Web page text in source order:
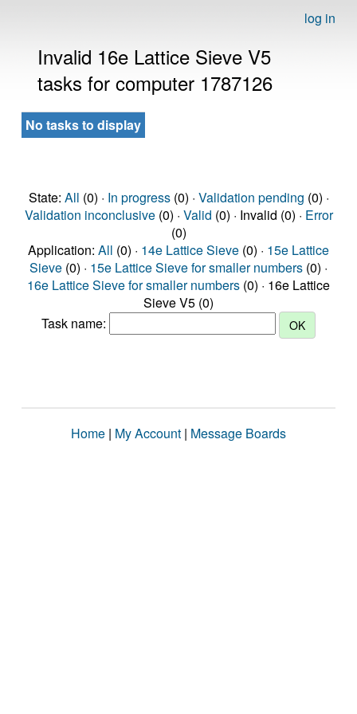
log in
Invalid 16e Lattice Sieve V5
tasks for computer 1787126
No tasks to display
State: All (0) · In progress(0) · Validation pending (0) ·
Validation inconclusive(0) · Valid (0) · Invalid (0) · Error
(0)
Application: All (0) · 14e Lattice Sieve (0) · 15e Lattice
Sieve (0) · 15e Lattice Sieve for smaller numbers (0) ·
16e Lattice Sieve for smaller numbers (0) · 16e Lattice
Sieve V5 (0)
Task name:
Home | My Account | Message Boards